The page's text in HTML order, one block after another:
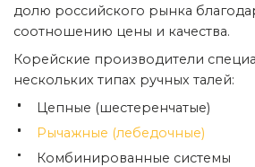
долю российского рынка
соотношению цены и качества.
Корейские производители
нескольких типах ручных талей:
Цепные (шестеренчатые)
Рычажные (лебедочные)
Комбинированные системы